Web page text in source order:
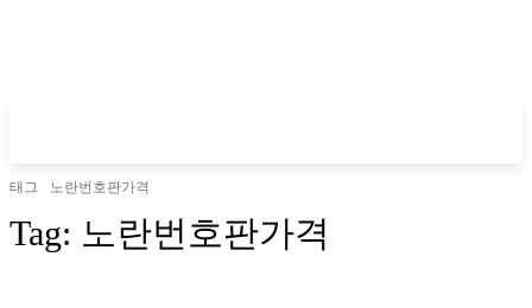
태그 노란번호판가격
Tag: 노란번호판가격